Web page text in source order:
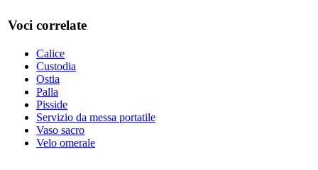
Voci correlate
Calice
Custodia
Ostia
Palla
Pisside
Servizio da messa portatile
Vaso sacro
Velo omerale